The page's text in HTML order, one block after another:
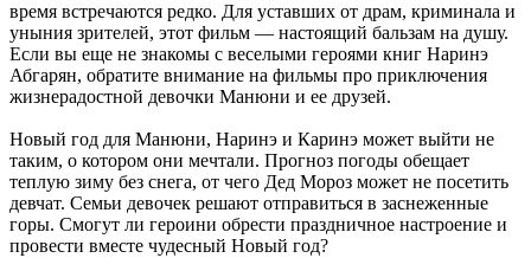
время встречаются редко. Для уставших от драм, криминала и
уныния зрителей, этот фильм — настоящий бальзам на душу.
Если вы еще не знакомы с веселыми героями книг Наринэ
Абгарян, обратите внимание на фильмы про приключения
жизнерадостной девочки Манюни и ее друзей.
Новый год для Манюни, Наринэ и Каринэ может выйти не
таким, о котором они мечтали. Прогноз погоды обещает
теплую зиму без снега, от чего Дед Мороз может не посетить
девчат. Семьи девочек решают отправиться в заснеженные
горы. Смогут ли героини обрести праздничное настроение и
провести вместе чудесный Новый год?